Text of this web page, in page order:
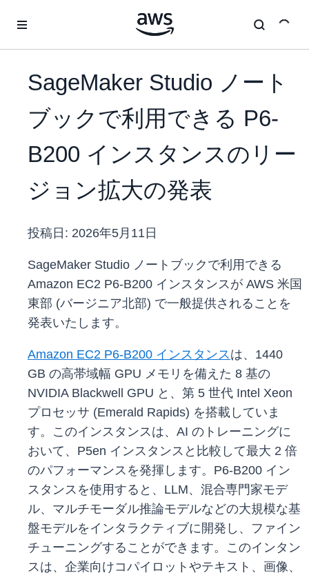
SageMaker Studio ノート
ブックで利用できる P6-
B200 インスタンスのリー
ジョン拡大の発表
投稿日: 2026年5月11日
SageMaker Studio ノートブックで利用できる
Amazon EC2 P6-B200 インスタンスが AWS 米国
東部 (バージニア北部) で一般提供されることを
発表いたします。
Amazon EC2 P6-B200 インスタンスは、1440
GB の高帯域幅 GPU メモリを備えた 8 基の
NVIDIA Blackwell GPU と、第 5 世代 Intel Xeon
プロセッサ (Emerald Rapids) を搭載していま
す。このインスタンスは、AI のトレーニングに
おいて、P5en インスタンスと比較して最大 2 倍
のパフォーマンスを発揮します。P6-B200 イン
スタンスを使用すると、LLM、混合専門家モデ
ル、マルチモーダル推論モデルなどの大規模な基
盤モデルをインタラクティブに開発し、ファイン
チューニングすることができます。このインタン
スは、企業向けコパイロットやテキスト、画像、